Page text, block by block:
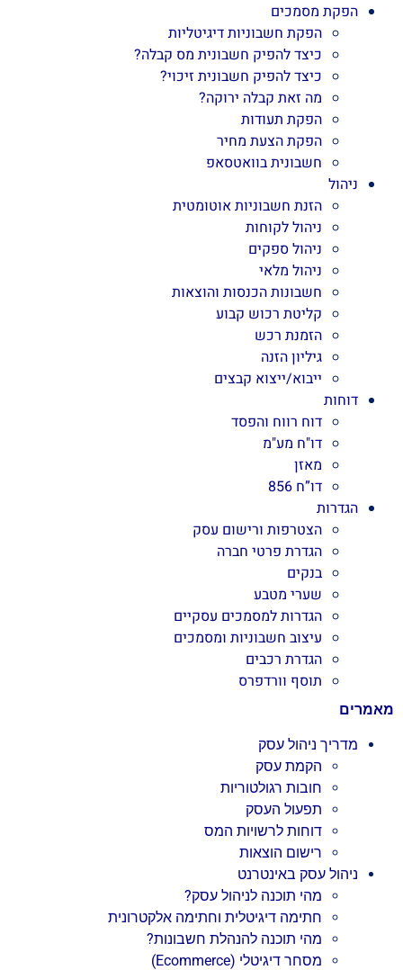
הפקת מסמכים
הפקת חשבוניות דיגיטליות
כיצד להפיק חשבונית מס קבלה?
כיצד להפיק חשבונית זיכוי?
מה זאת קבלה ירוקה?
הפקת תעודות
הפקת הצעת מחיר
חשבונית בוואטסאפ
ניהול
הזנת חשבוניות אוטומטית
ניהול לקוחות
ניהול ספקים
ניהול מלאי
חשבונות הכנסות והוצאות
קליטת רכוש קבוע
הזמנת רכש
גיליון הזנה
ייבוא/ייצוא קבצים
דוחות
דוח רווח והפסד
דו"ח מע"מ
מאזן
דו”ח 856
הגדרות
הצטרפות ורישום עסק
הגדרת פרטי חברה
בנקים
שערי מטבע
הגדרות למסמכים עסקיים
עיצוב חשבוניות ומסמכים
הגדרת רכבים
תוסף וורדפרס
מאמרים
מדריך ניהול עסק
הקמת עסק
חובות רגולטוריות
תפעול העסק
דוחות לרשויות המס
רישום הוצאות
ניהול עסק באינטרנט
מהי תוכנה לניהול עסק?
חתימה דיגיטלית וחתימה אלקטרונית
מהי תוכנה להנהלת חשבונות?
מסחר דיגיטלי (Ecommerce)